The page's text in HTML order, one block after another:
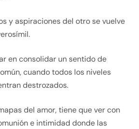
y aspiraciones del otro se vuelve
en consolidar un sentido de
cuando todos los niveles
destrozados.
del amor, tiene que ver con
e intimidad donde las